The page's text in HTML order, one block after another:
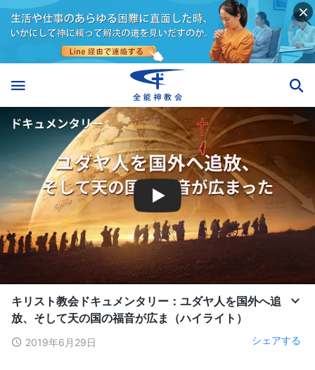
キリスト教会ドキュメンタリー：ユダヤ人を国外へ追
放、そして天の国の福音が広ま（ハイライト）
2019年6月29日 シェアする